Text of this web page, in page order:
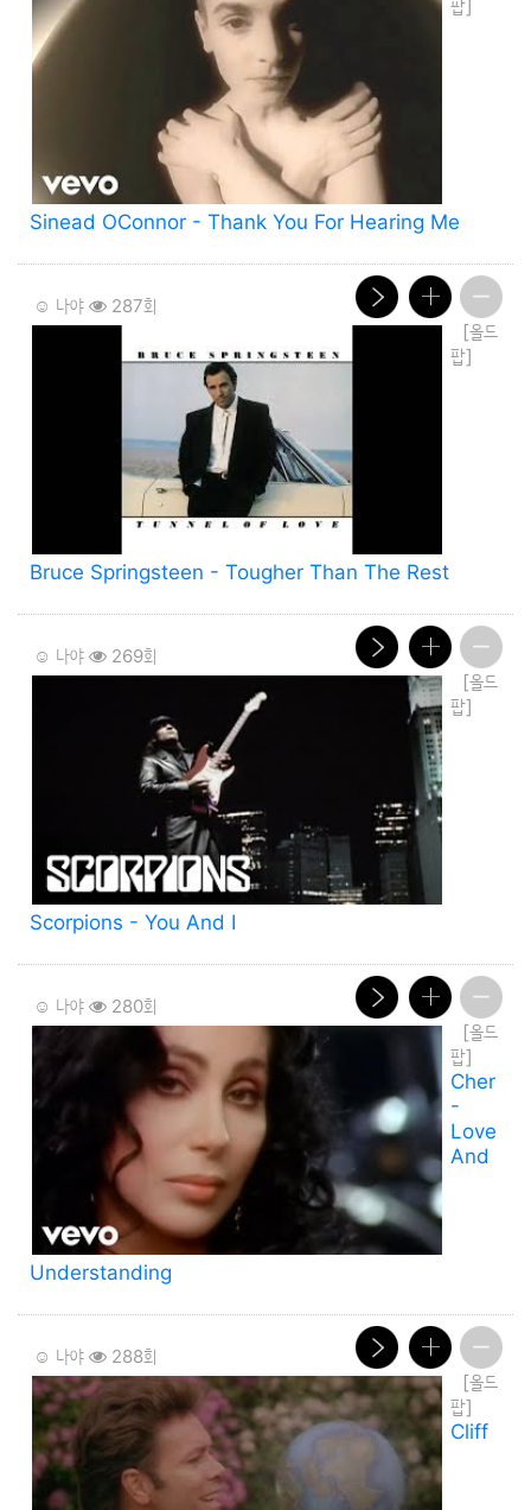
팝]
Sinead OConnor - Thank You For Hearing Me
☺️ 나야 287회
[올드
팝]
Bruce Springsteen - Tougher Than The Rest
☺️ 나야 269회
[올드
팝]
Scorpions - You And I
☺️ 나야 280회
[올드
팝]
Cher
-
Love
And
Understanding
☺️ 나야 288회
[올드
팝]
Cliff